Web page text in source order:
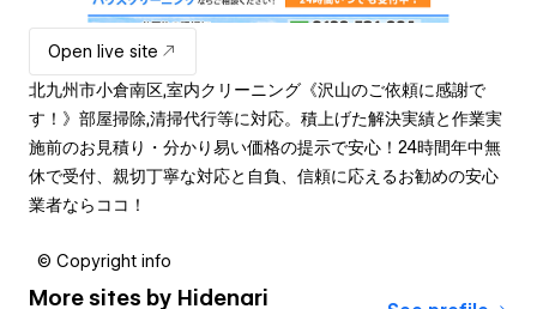
Open live site
北九州市小倉南区,室内クリーニング《沢山のご依頼に感謝で
す！》部屋掃除,清掃代行等に対応。積上げた解決実績と作業実
施前のお見積り・分かり易い価格の提示で安心！24時間年中無
休で受付、親切丁寧な対応と自負、信頼に応えるお勧めの安心
業者ならココ！
© Copyright info
More sites by Hidenari